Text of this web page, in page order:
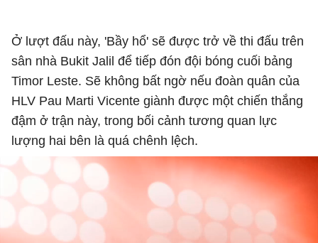
Ở lượt đấu này, 'Bầy hổ' sẽ được trở về thi đấu trên
sân nhà Bukit Jalil để tiếp đón đội bóng cuối bảng
Timor Leste. Sẽ không bất ngờ nếu đoàn quân của
HLV Pau Marti Vicente giành được một chiến thắng
đậm ở trận này, trong bối cảnh tương quan lực
lượng hai bên là quá chênh lệch.